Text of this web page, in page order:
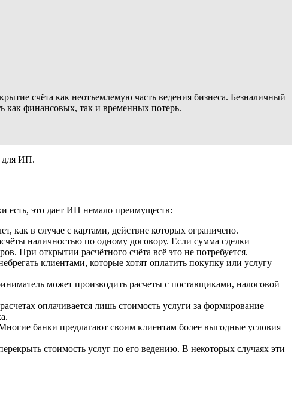
счёта как неотъемлемую часть ведения бизнеса. Безналичный
как финансовых, так и временных потерь.
для ИП.
есть, это дает ИП немало преимуществ:
как в случае с картами, действие которых ограничено.
наличностью по одному договору. Если сумма сделки
При открытии расчётного счёта всё это не потребуется.
клиентами, которые хотят оплатить покупку или услугу
может производить расчеты с поставщиками, налоговой
оплачивается лишь стоимость услуги за формирование
банки предлагают своим клиентам более выгодные условия
стоимость услуг по его ведению. В некоторых случаях эти